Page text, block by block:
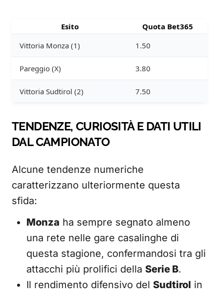
Esito
Quota Bet365
Vittoria Monza (1)
1.50
Pareggio (X) 3.80
Vittoria Sudtirol (2) 7.50
TENDENZE, CURIOSITÀ E DATI UTILI
DAL CAMPIONATO
Alcune tendenze numeriche
caratterizzano ulteriormente questa
sfida:
Monza ha sempre segnato almeno
una rete nelle gare casalinghe di
questa stagione, confermandosi tra gli
attacchi più prolifici della Serie B.
Il rendimento difensivo del Sudtirol in